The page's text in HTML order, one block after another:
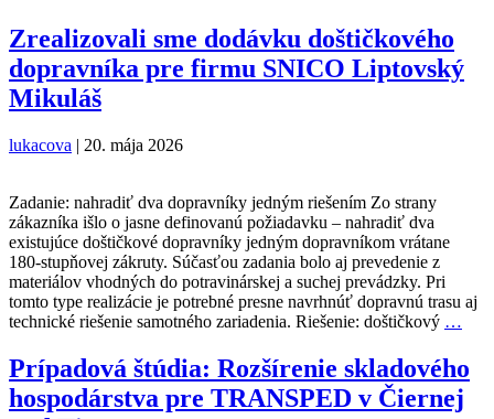
Zrealizovali sme dodávku doštičkového
dopravníka pre firmu SNICO Liptovský
Mikuláš
lukacova | 20. mája 2026
Zadanie: nahradiť dva dopravníky jedným riešením Zo strany
zákazníka išlo o jasne definovanú požiadavku – nahradiť dva
existujúce doštičkové dopravníky jedným dopravníkom vrátane
180-stupňovej zákruty. Súčasťou zadania bolo aj prevedenie z
materiálov vhodných do potravinárskej a suchej prevádzky. Pri
tomto type realizácie je potrebné presne navrhnúť dopravnú trasu aj
technické riešenie samotného zariadenia. Riešenie: doštičkový …
Prípadová štúdia: Rozšírenie skladového
hospodárstva pre TRANSPED v Čiernej